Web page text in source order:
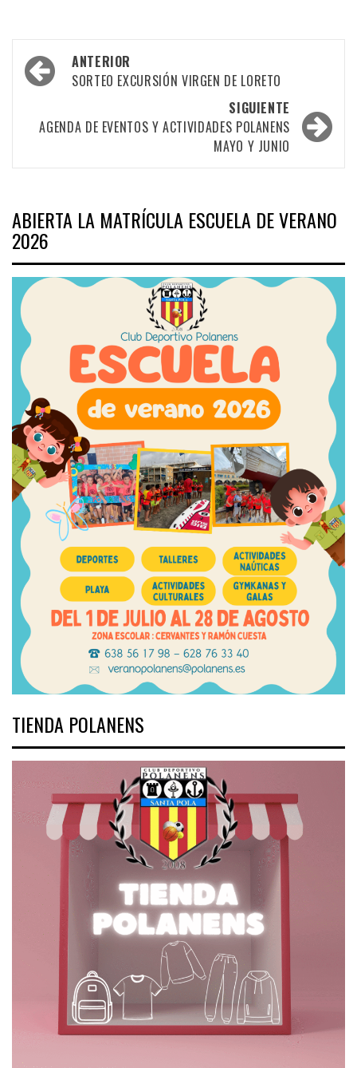
Navegación
por
las
entradas
ANTERIOR
SORTEO EXCURSIÓN VIRGEN DE LORETO
SIGUIENTE
AGENDA DE EVENTOS Y ACTIVIDADES POLANENS
MAYO Y JUNIO
ABIERTA LA MATRÍCULA ESCUELA DE VERANO
2026
TIENDA POLANENS